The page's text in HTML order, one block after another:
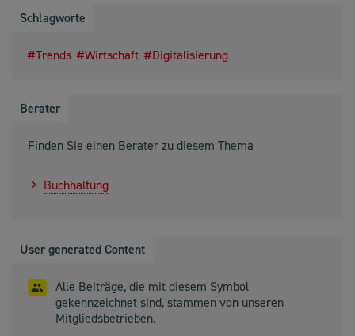
Schlagworte
Trends Wirtschaft Digitalisierung
Berater
Finden Sie einen Berater zu diesem Thema
Buchhaltung
User generated Content
Alle Beiträge, die mit diesem Symbol
gekennzeichnet sind, stammen von unseren
Mitgliedsbetrieben.